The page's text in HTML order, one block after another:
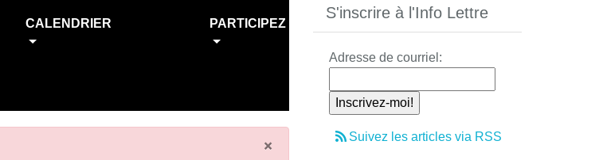
CALENDRIER PARTICIPEZ
×
S'inscrire à l'Info Lettre
Adresse de courriel:
Suivez les articles via RSS